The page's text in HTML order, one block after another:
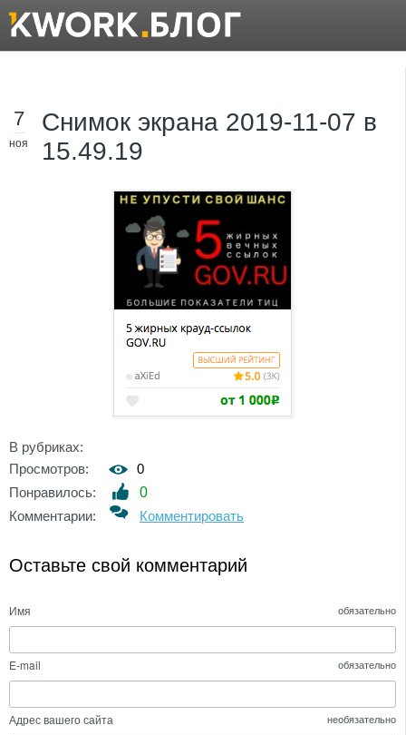
7
ноя
Снимок экрана 2019-11-07 в
15.49.19
В рубриках:
Просмотров:
0
Понравилось:
0
Комментарии:
Комментировать
Оставьте свой комментарий
Имя обязательно
E-mail обязательно
Адрес вашего сайта необязательно